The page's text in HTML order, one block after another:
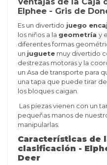
Elphee - Gris de
Es un divertido juego
los niños a la geometría y
diferentes formas
un juguetemuy divertido
destrezas motoras y la
un Asa de transporte para
una tapa que puede tirar
los bloques caigan.
Las piezas vienen con un
pequeñas manos de
manipularlas.
Características de
clasificación -
Deer